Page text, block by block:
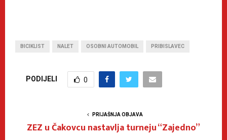
BICIKLIST NALET OSOBNI AUTOMOBIL PRIBISLAVEC
PODIJELI 0
PRIJAŠNJA OBJAVA
ZEZ u Čakovcu nastavlja turneju “Zajedno”